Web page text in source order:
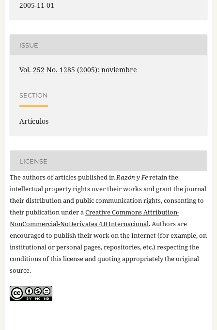
2005-11-01
ISSUE
Vol. 252 No. 1285 (2005): noviembre
SECTION
Artículos
LICENSE
The authors of articles published inRazón y Feretain the
intellectual property rights over their works and grant the journal
their distribution and public communication rights, consenting to
their publication under aCreative Commons Attribution-
NonCommercial-NoDerivates 4.0 Internacional. Authors are
encouraged to publish their work on the Internet (for example, on
institutional or personal pages, repositories, etc.) respecting the
conditions of this license and quoting appropriately the original
source.